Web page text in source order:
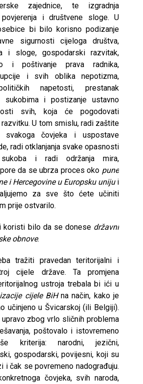
zajednice, te izgradnja
povjerenja i društvene sloge. U
bi bilo korisno podizanje
sigurnosti cijeloga društva,
i sloge, gospodarski razvitak,
i poštivanje prava radnika,
i svih oblika nepotizma,
napetosti, prestanak
sukobima i postizanje ustavno
svih, koja će pogodovati
U tom smislu, radi zaštite
svakoga čovjeka i uspostave
radi otklanjanja svake opasnosti
i radi održanja mira,
da se ubrza proces oko pune
i Hercegovine u Europsku unijui
za sve što ćete učiniti
prije ostvarilo.
koristi bilo da se donese državni
obnove.
tražiti pravedan teritorijalni i
cijele države. Ta promjena
ustroja trebala bi ići u
cijele BiHna način, kako je
učinjeno u Švicarskoj (ili Belgiji).
upravo zbog vrlo sličnih problema
poštovalo i istovremeno
kriterija: narodni, jezični,
gospodarski, povijesni, koji su
i čak se povremeno nadograđuju.
čovjeka, svih naroda,